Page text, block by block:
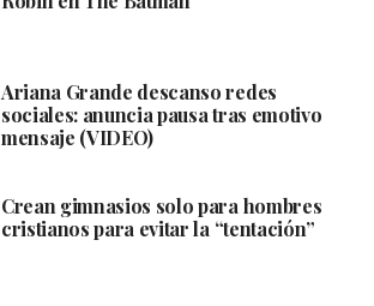
Ariana Grande descanso redes
sociales: anuncia pausa tras emotivo
mensaje (VIDEO)
Crean gimnasios solo para hombres
cristianos para evitar la “tentación”